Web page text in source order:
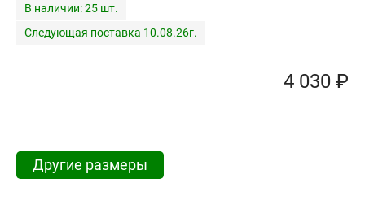
В наличии:25 шт.
Следующая поставка 10.08.26г.
4 030 ₽
Другие размеры